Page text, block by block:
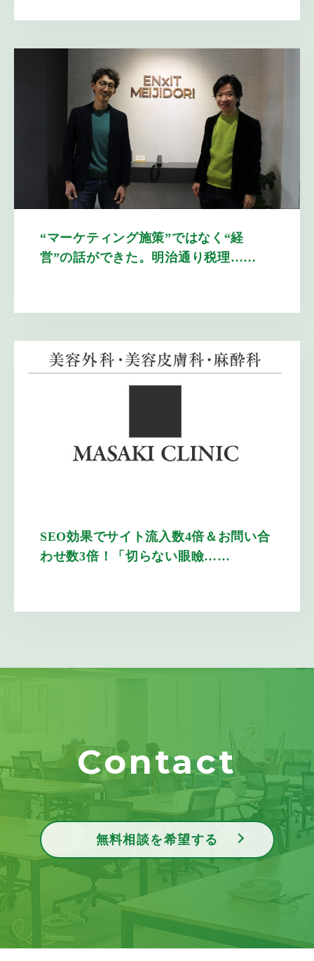
“マーケティング施策”ではなく“経
営”の話ができた。明治通り税理……
SEO効果でサイト流入数4倍＆お問い合
わせ数3倍！「切らない眼瞼……
Contact
無料相談を希望する